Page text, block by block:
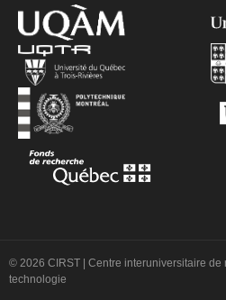
© 2026 CIRST | Centre interuniversitaire de
technologie